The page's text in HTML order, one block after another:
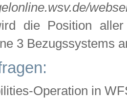
die Position
3 Bezugssystems
Operation in